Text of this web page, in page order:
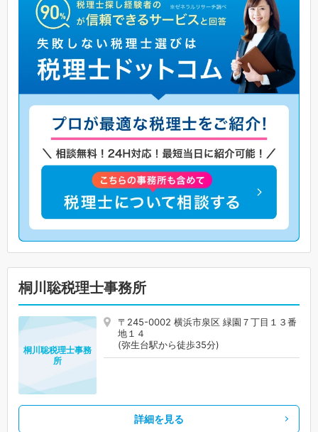
桐川聡税理士事務所
〒245-0002 横浜市泉区 緑園７丁目１３番
地１４
(弥生台駅から徒歩35分)
桐川聡税理士事務
所
詳細を見る